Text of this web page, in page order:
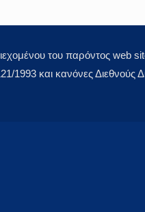
του παρόντος web
1993 και κανόνες Διεθνούς